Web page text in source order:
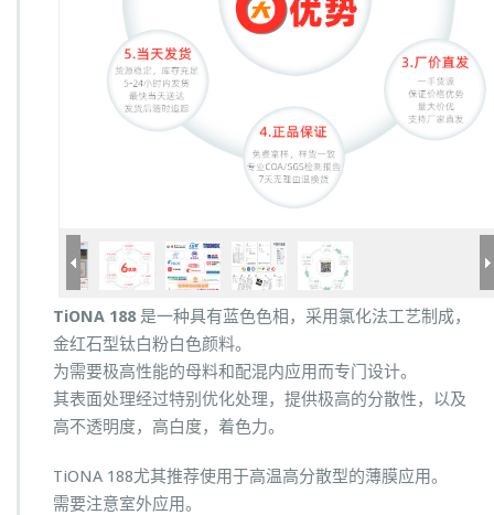
TiONA 188是一种具有蓝色色相，采用氯化法工艺制成，
金红石型钛白粉白色颜料。
为需要极高性能的母料和配混内应用而专门设计。
其表面处理经过特别优化处理，提供极高的分散性，以及
高不透明度，高白度，着色力。
TiONA 188尤其推荐使用于高温高分散型的薄膜应用。
需要注意室外应用。